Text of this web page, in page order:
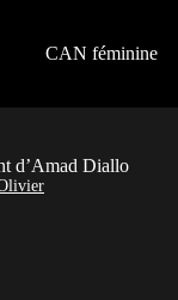
CAN féminine
d’Amad Diallo